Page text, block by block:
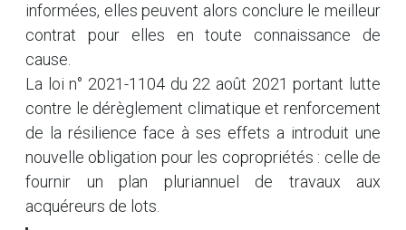
informées, elles peuvent alors conclure le meilleur
contrat pour elles en toute connaissance de
cause.
La loi n° 2021-1104 du 22 août 2021 portant lutte
contre le dérèglement climatique et renforcement
de la résilience face à ses effets a introduit une
nouvelle obligation pour les copropriétés : celle de
fournir un plan pluriannuel de travaux aux
acquéreurs de lots.